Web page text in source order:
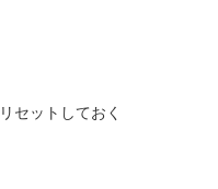
セットしておく